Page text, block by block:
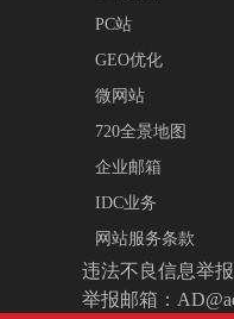
PC站
GEO优化
微网站
720全景地图
企业邮箱
IDC业务
网站服务条款
违法不良信息举
举报邮箱：